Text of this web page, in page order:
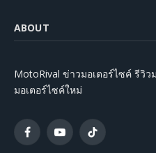
ABOUT
MotoRival ข่าวมอเตอร์ไซค์ รีวิว
มอเตอร์ไซค์ใหม่
FacebookYouTubeTikTok